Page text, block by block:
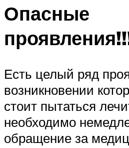
Опасные
Есть целый ряд
возникновении
стоит пытаться
необходимо
обращение за